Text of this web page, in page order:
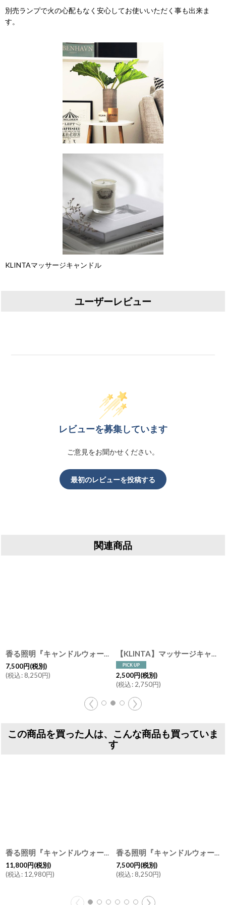
別売ランプで火の心配もなく安心してお使いいただく事も出来ま
す。
KLINTAマッサージキャンドル
ユーザーレビュー
レビューを募集しています
ご意見をお聞かせください。
最初のレビューを投稿する
関連商品
[KLT990111-116]
香る照明『キャンドルウォーマーランプ ミニ＆マッサージキャンドル』セット ライト KLINTA クリンタ マッサージキャンドル アロマキャンドル アロマランプ ディフューザー ランタン
7,500円(税別)
(税込: 8,250円)
【KLINTA】マッサージキャンドル 90ml スウェーデン製 アロマキャンドル 香り ギフト メッセージ リリー ピーチ ハニーデューメロン エルダーフラワー レモン フィグ グレープ
2,500円(税別)
(税込: 2,750円)
この商品を買った人は、こんな商品も買っていま
す
香る照明『キャンドルウォーマーランプ L ハリケーン＆マッサージキャンドル200』セット ライト アロマキャンドル KLINTA クリンタ マッサージキャンドル アロマランプ ディフューザー ランタン
11,800円(税別)
(税込: 12,980円)
香る照明『キャンドルウォーマーランプ ミニ＆マッサージキャンドル』セット ライト KLINTA クリンタ マッサージキャンドル アロマキャンドル アロマランプ ディフューザー ランタン
7,500円(税別)
(税込: 8,250円)